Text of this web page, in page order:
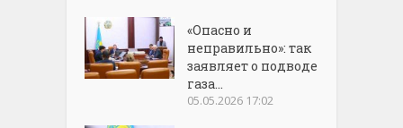
«Опасно и
неправильно»: так
заявляет о подводе
газа...
05.05.2026 17:02